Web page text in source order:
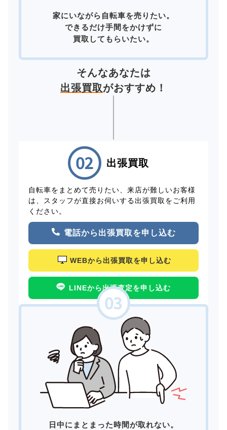
家にいながら自転車を売りたい。
できるだけ手間をかけずに
買取してもらいたい。
そんなあなたは
出張買取がおすすめ！
出張買取
自転車をまとめて売りたい、来店が難しいお客様
は、スタッフが直接お伺いする出張買取をご利用
ください。
電話から出張買取を申し込む
WEBから出張買取を申し込む
LINEから出張査定を申し込む
日中にまとまった時間が取れない。